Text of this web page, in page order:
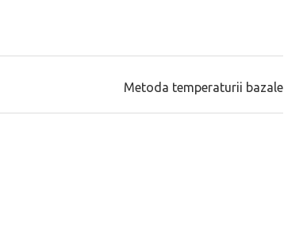
Metoda temperaturii bazale